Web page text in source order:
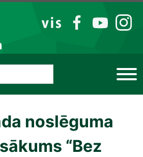
VIS
FB YT IG
noslēguma
“Bez